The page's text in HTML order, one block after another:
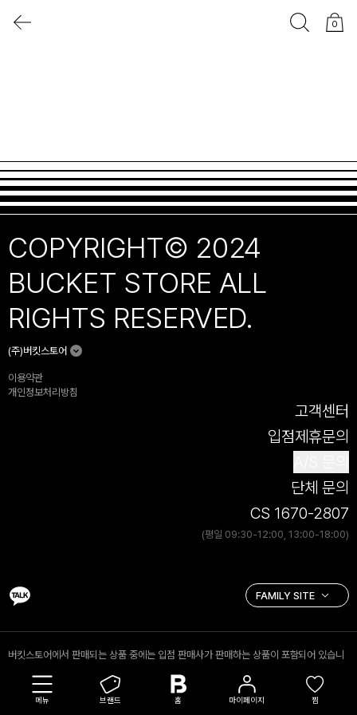
0
COPYRIGHT© 2024
BUCKET STORE ALL
RIGHTS RESERVED.
(주)버킷스토어
이용약관
개인정보처리방침
고객센터
입점제휴문의
단체 문의
CS 1670-2807
(평일 09:30-12:00, 13:00-18:00)
버킷스토어에서 판매되는 상품 중에는 입점 판매사가 판매하는 상품이 포함되어 있습니
입점 판매사가 등록한 상품정보 및 거래 등에 대해 책임을 지지 않습니다.
메뉴 브랜드 홈 마이페이지 찜